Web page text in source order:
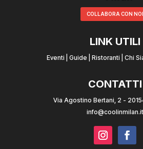
COLLABORA CON NOI
LINK UTILI
Eventi Guide Ristoranti Chi
CONTATTI
Via Agostino Bertani, 2 -
info@coolinmilan.it